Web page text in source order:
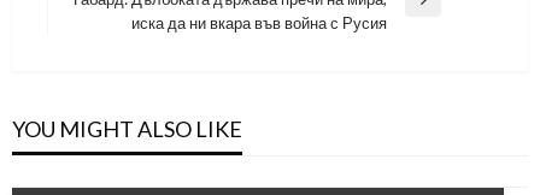
Next
иска да ни вкара във война с Русия
YOU MIGHT ALSO LIKE